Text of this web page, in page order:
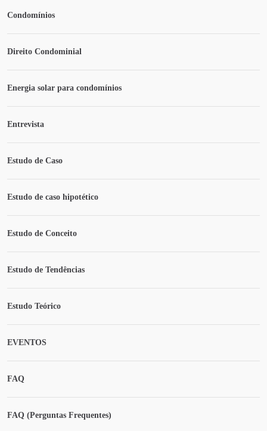
Condomínios
Direito Condominial
Energia solar para condomínios
Entrevista
Estudo de Caso
Estudo de caso hipotético
Estudo de Conceito
Estudo de Tendências
Estudo Teórico
EVENTOS
FAQ
FAQ (Perguntas Frequentes)